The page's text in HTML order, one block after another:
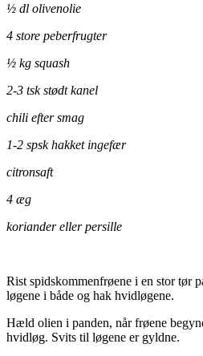
½ dl olivenolie
4 store peberfrugter
½ kg squash
2-3 tsk stødt kanel
chili efter smag
1-2 spsk hakket ingefær
citronsaft
4 æg
koriander eller persille
Rist spidskommenfrøene i en stor tør
løgene i både og hak hvidløgene.
Hæld olien i panden, når frøene
hvidløg. Svits til løgene er gyldne.